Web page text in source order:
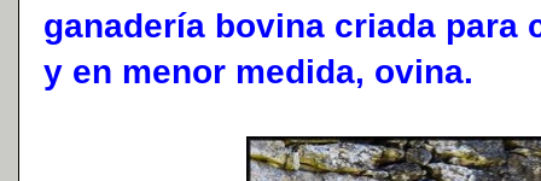
ganadería bovina criada para
y en menor medida, ovina.